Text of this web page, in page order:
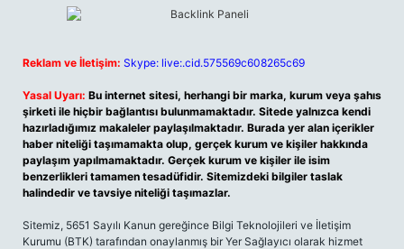
Reklam ve İletişim: Skype: live:.cid.575569c608265c69
Yasal Uyarı: Bu internet sitesi, herhangi bir marka, kurum veya şahıs
şirketi ile hiçbir bağlantısı bulunmamaktadır. Sitede yalnızca kendi
hazırladığımız makaleler paylaşılmaktadır. Burada yer alan içerikler
haber niteliği taşımamakta olup, gerçek kurum ve kişiler hakkında
paylaşım yapılmamaktadır. Gerçek kurum ve kişiler ile isim
benzerlikleri tamamen tesadüfidir. Sitemizdeki bilgiler taslak
halindedir ve tavsiye niteliği taşımazlar.
Sitemiz, 5651 Sayılı Kanun gereğince Bilgi Teknolojileri ve İletişim
Kurumu (BTK) tarafından onaylanmış bir Yer Sağlayıcı olarak hizmet